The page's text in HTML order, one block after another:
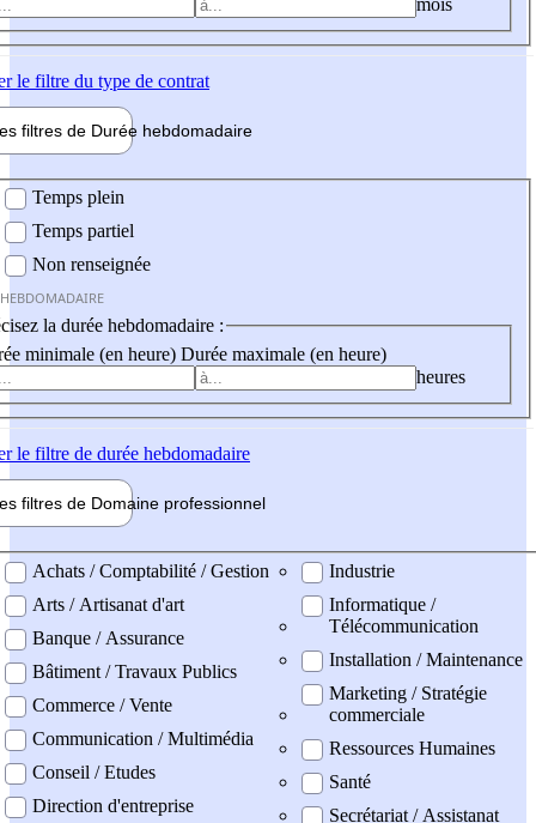
le filtre du type de contrat
filtres de Durée hebdomadaire
Temps plein
Temps partiel
Non renseignée
la durée hebdomadaire :
minimale (en heure) Durée maximale (en heure)
heures
le filtre de durée hebdomadaire
filtres de Domaine professionnel
professionel
Achats / Comptabilité / Gestion
Arts / Artisanat d'art
Banque / Assurance
Bâtiment / Travaux Publics
Commerce / Vente
Communication / Multimédia
Conseil / Etudes
Direction d'entreprise
Industrie
Informatique /
Télécommunication
Installation / Maintenance
Marketing / Stratégie
commerciale
Ressources Humaines
Santé
Secrétariat / Assistanat